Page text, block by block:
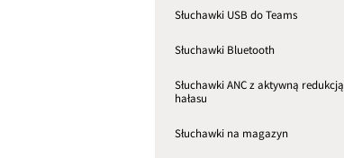
Słuchawki USB do Teams
Słuchawki Bluetooth
Słuchawki ANC z aktywną redukcją
hałasu
Słuchawki na magazyn